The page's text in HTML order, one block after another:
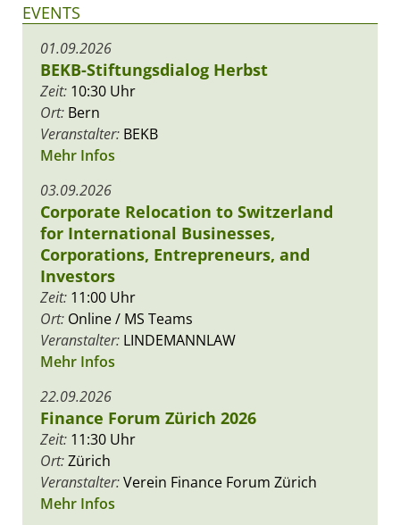
EVENTS
01.09.2026
BEKB-Stiftungsdialog Herbst
Zeit: 10:30 Uhr
Ort: Bern
Veranstalter: BEKB
Mehr Infos
03.09.2026
Corporate Relocation to Switzerland
for International Businesses,
Corporations, Entrepreneurs, and
Investors
Zeit: 11:00 Uhr
Ort: Online / MS Teams
Veranstalter: LINDEMANNLAW
Mehr Infos
22.09.2026
Finance Forum Zürich 2026
Zeit: 11:30 Uhr
Ort:Zürich
Veranstalter:Verein Finance Forum Zürich
Mehr Infos